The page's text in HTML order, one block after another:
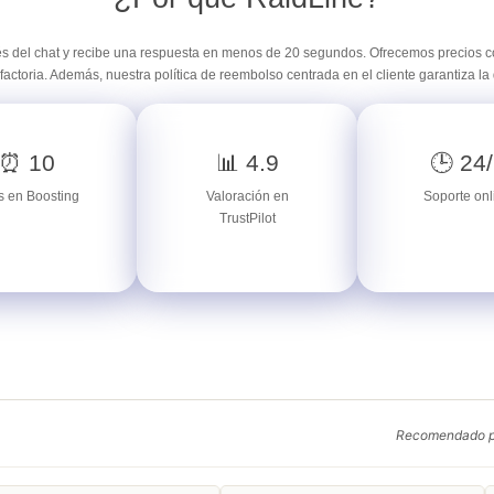
del chat y recibe una respuesta en menos de 20 segundos. Ofrecemos precios
Además, nuestra política de reembolso centrada en el cliente garantiza
10
en Boosting
📊 4.9
Valoración en
TrustPilot
🕒
Soporte
Recomendado